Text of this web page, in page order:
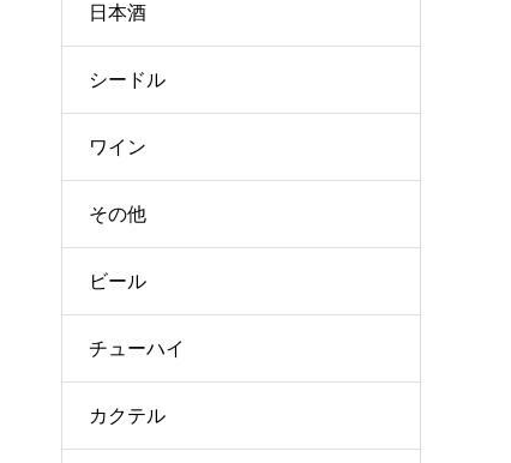
日本酒
シードル
ワイン
その他
ビール
チューハイ
カクテル